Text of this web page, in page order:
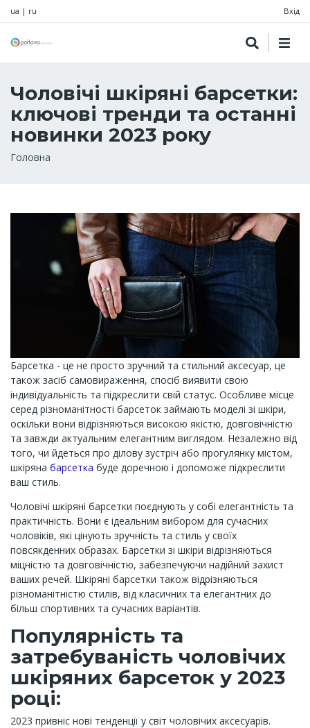
ua | ru Вхід
Чоловічі шкіряні барсетки:
ключові тренди та останні
новинки 2023 року
Рядок
Головна
Барсетка - це не просто зручний та стильний аксесуар, це
також засіб самовираження, спосіб виявити свою
індивідуальність та підкреслити свій статус. Особливе місце
серед різноманітності барсеток займають моделі зі шкіри,
оскільки вони відрізняються високою якістю, довговічністю
та завжди актуальним елегантним виглядом. Незалежно від
того, чи йдеться про ділову зустріч або прогулянку містом,
шкіряна барсетка буде доречною і допоможе підкреслити
ваш стиль.
Чоловічі шкіряні барсетки поєднують у собі елегантність та
практичність. Вони є ідеальним вибором для сучасних
чоловіків, які цінують зручність та стиль у своїх
повсякденних образах. Барсетки зі шкіри відрізняються
міцністю та довговічністю, забезпечуючи надійний захист
ваших речей. Шкіряні барсетки також відрізняються
різноманітністю стилів, від класичних та елегантних до
більш спортивних та сучасних варіантів.
Популярність та
затребуваність чоловічих
шкіряних барсеток у 2023
році:
2023 привніс нові тенденції у світ чоловічих аксесуарів.